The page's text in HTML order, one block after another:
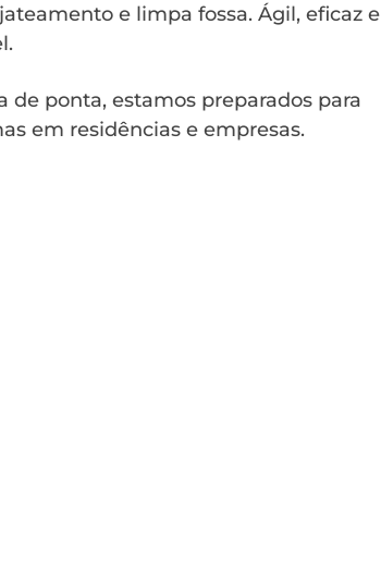
e limpa fossa. Ágil, eficaz e
ponta, estamos preparados para
em residências e empresas.